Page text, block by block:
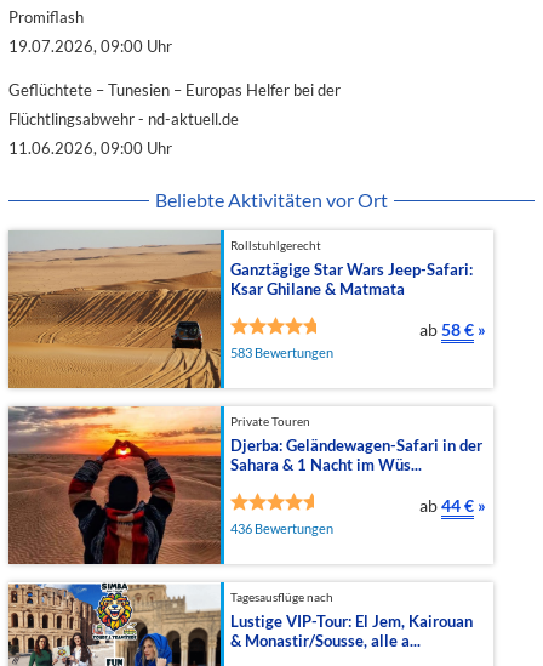
Promiflash
19.07.2026, 09:00 Uhr
Geflüchtete – Tunesien – Europas Helfer bei der
Flüchtlingsabwehr - nd-aktuell.de
11.06.2026, 09:00 Uhr
Beliebte Aktivitäten vor Ort
Rollstuhlgerecht
Ganztägige Star Wars Jeep-Safari:
Ksar Ghilane & Matmata
583 Bewertungen
ab58 € »
Private Touren
Djerba: Geländewagen-Safari in der
Sahara & 1 Nacht im Wüs...
436 Bewertungen
ab44 € »
Tagesausflüge nach
Lustige VIP-Tour: El Jem, Kairouan
& Monastir/Sousse, alle a...